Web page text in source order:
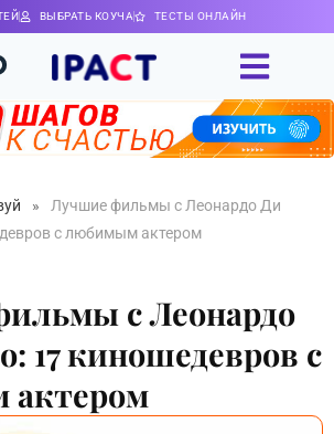
ВЫБРАТЬ КОУЧА ТЕСТЫ ОНЛАЙН
»
Лучшие фильмы с Леонардо Ди
с любимым актером
с Леонардо
17 киношедевров с